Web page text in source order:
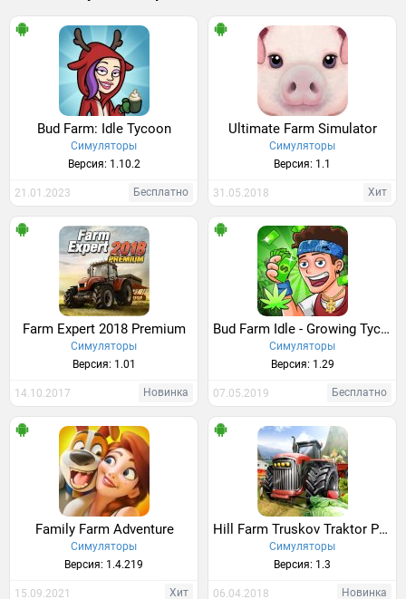
Bud Farm: Idle Tycoon
Симуляторы
Версия: 1.10.2
21.01.2023 Бесплатно
Ultimate Farm Simulator
Симуляторы
Версия: 1.1
31.05.2018 Хит
Farm Expert 2018 Premium
Симуляторы
Версия: 1.01
14.10.2017 Новинка
Bud Farm Idle - Growing Tycoon King of Weed Empire
Симуляторы
Версия: 1.29
07.05.2019 Бесплатно
Family Farm Adventure
Симуляторы
Версия: 1.4.219
15.09.2021 Хит
Hill Farm Truskov Traktor PRO
Симуляторы
Версия: 1.3
06.04.2018 Новинка